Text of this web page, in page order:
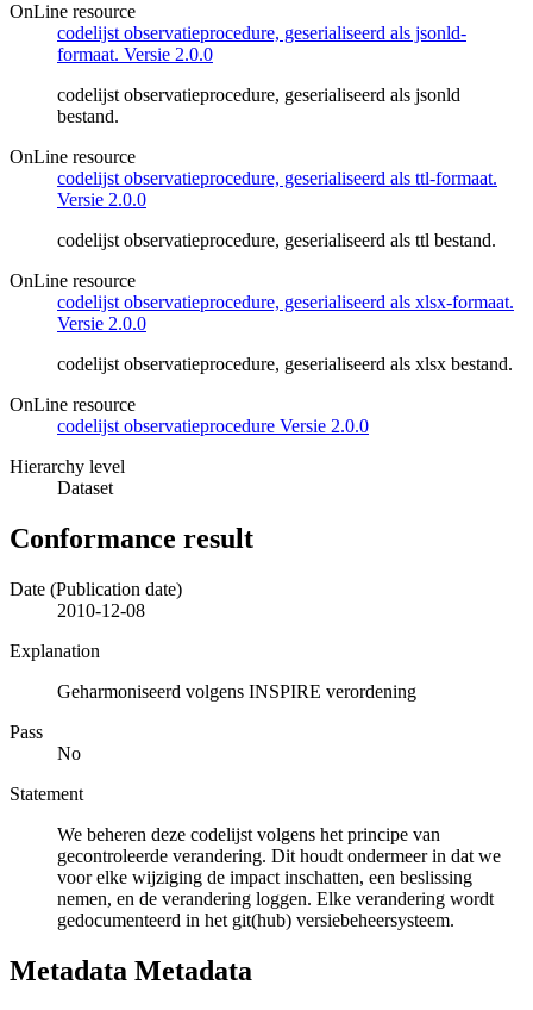
OnLine resource
codelijst observatieprocedure, geserialiseerd als jsonld-
formaat. Versie 2.0.0
codelijst observatieprocedure, geserialiseerd als jsonld
bestand.
OnLine resource
codelijst observatieprocedure, geserialiseerd als ttl-formaat.
Versie 2.0.0
codelijst observatieprocedure, geserialiseerd als ttl bestand.
OnLine resource
codelijst observatieprocedure, geserialiseerd als xlsx-formaat.
Versie 2.0.0
codelijst observatieprocedure, geserialiseerd als xlsx bestand.
OnLine resource
codelijst observatieprocedure Versie 2.0.0
Hierarchy level
Dataset
Conformance result
Date (Publication date)
2010-12-08
Explanation
Geharmoniseerd volgens INSPIRE verordening
Pass
No
Statement
We beheren deze codelijst volgens het principe van
gecontroleerde verandering. Dit houdt ondermeer in dat we
voor elke wijziging de impact inschatten, een beslissing
nemen, en de verandering loggen. Elke verandering wordt
gedocumenteerd in het git(hub) versiebeheersysteem.
Metadata Metadata